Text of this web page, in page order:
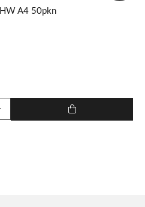
A4 50pkn